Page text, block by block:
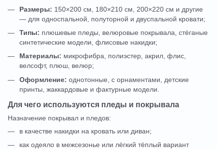
Размеры: 150×200 см, 180×210 см, 200×220 см и другие
— для односпальной, полуторной и двуспальной кровати;
Типы: плюшевые пледы, велюровые покрывала, стёганые
синтетические модели, флисовые накидки;
Материалы: микрофибра, полиэстер, акрил, флис,
велсофт, плюш, велюр;
Оформление: однотонные, с орнаментами, детские
принты, жаккардовые и фактурные модели.
Для чего используются пледы и покрывала
Назначение покрывал и пледов:
в качестве накидки на кровать или диван;
как одеяло в межсезонье или лёгкий тёплый вариант